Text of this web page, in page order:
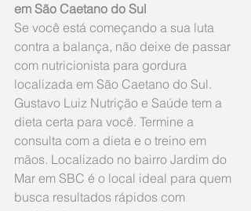
em São Caetano do Sul
Se você está começando a sua luta
contra a balança, não deixe de passar
com nutricionista para gordura
localizada em São Caetano do Sul.
Gustavo Luiz Nutrição e Saúde tem a
dieta certa para você. Termine a
consulta com a dieta e o treino em
mãos. Localizado no bairro Jardim do
Mar em SBC é o local ideal para quem
busca resultados rápidos com